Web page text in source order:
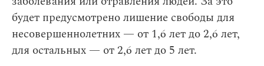
будет предусмотрено лишение свободы для
несовершеннолетних — от 1,6 лет до 2,6 лет,
для остальных — от 2,6 лет до 5 лет.